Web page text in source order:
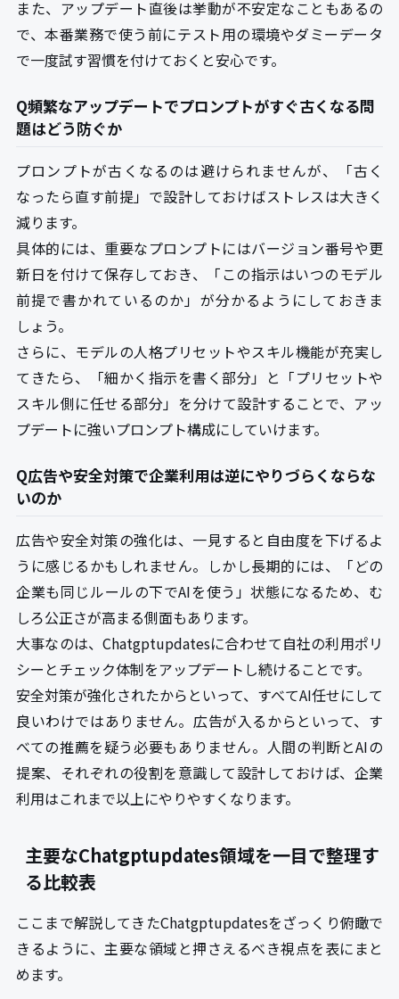
また、アップデート直後は挙動が不安定なこともあるの
で、本番業務で使う前にテスト用の環境やダミーデータ
で一度試す習慣を付けておくと安心です。
Q頻繁なアップデートでプロンプトがすぐ古くなる問
題はどう防ぐか
プロンプトが古くなるのは避けられませんが、「古く
なったら直す前提」で設計しておけばストレスは大きく
減ります。
具体的には、重要なプロンプトにはバージョン番号や更
新日を付けて保存しておき、「この指示はいつのモデル
前提で書かれているのか」が分かるようにしておきま
しょう。
さらに、モデルの人格プリセットやスキル機能が充実し
てきたら、「細かく指示を書く部分」と「プリセットや
スキル側に任せる部分」を分けて設計することで、アッ
プデートに強いプロンプト構成にしていけます。
Q広告や安全対策で企業利用は逆にやりづらくならな
いのか
広告や安全対策の強化は、一見すると自由度を下げるよ
うに感じるかもしれません。しかし長期的には、「どの
企業も同じルールの下でAIを使う」状態になるため、む
しろ公正さが高まる側面もあります。
大事なのは、Chatgptupdatesに合わせて自社の利用ポリ
シーとチェック体制をアップデートし続けることです。
安全対策が強化されたからといって、すべてAI任せにして
良いわけではありません。広告が入るからといって、す
べての推薦を疑う必要もありません。人間の判断とAIの
提案、それぞれの役割を意識して設計しておけば、企業
利用はこれまで以上にやりやすくなります。
主要なChatgptupdates領域を一目で整理す
る比較表
ここまで解説してきたChatgptupdatesをざっくり俯瞰で
きるように、主要な領域と押さえるべき視点を表にまと
めます。